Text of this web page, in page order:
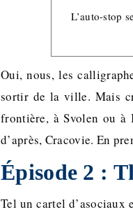
L’auto-stop
Oui, nous, les
sortir de la ville. Mais
frontière, à Svolen ou à
d’après, Cracovie. En
Épisode 2 :
Tel un cartel d’asociaux